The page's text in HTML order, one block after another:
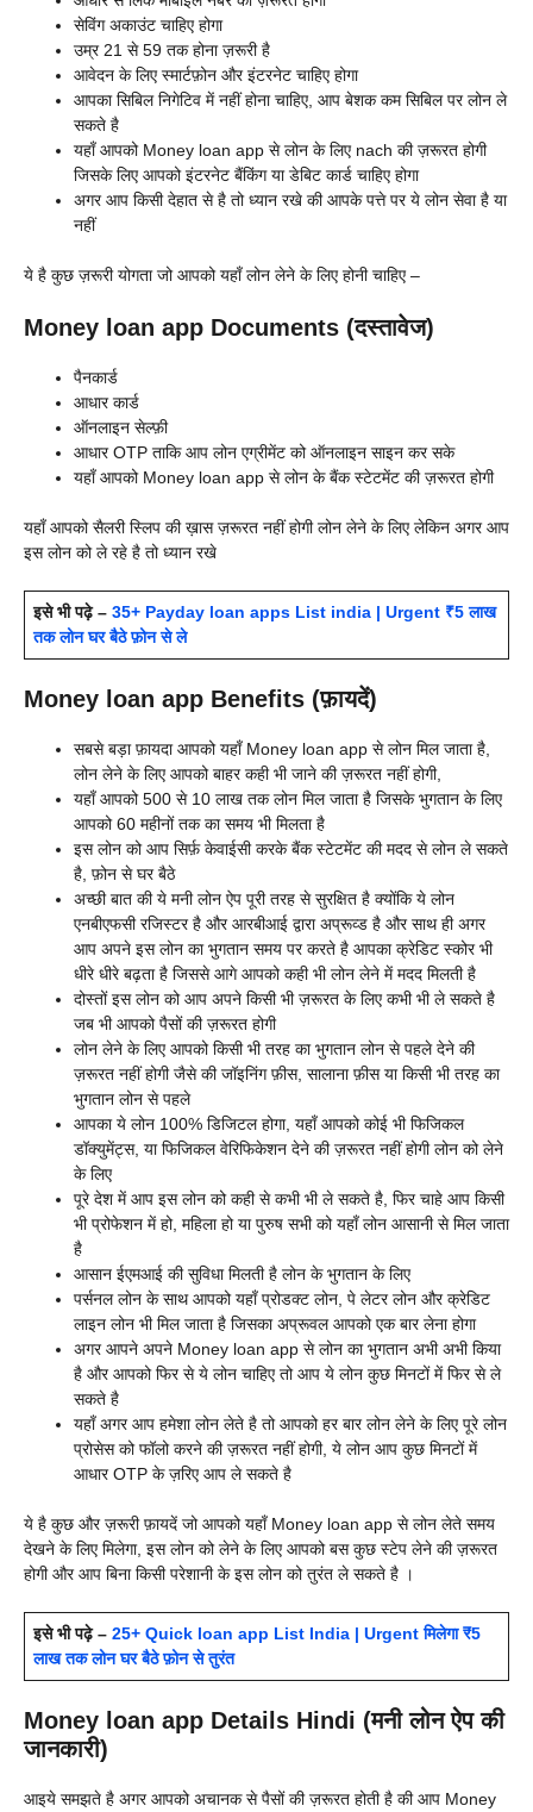
सेविंग अकाउंट चाहिए होगा
उम्र 21 से 59 तक होना ज़रूरी है
आवेदन के लिए स्मार्टफ़ोन और इंटरनेट चाहिए होगा
आपका सिबिल निगेटिव में नहीं होना चाहिए, आप बेशक कम सिबिल पर लोन ले
सकते है
यहाँ आपको Money loan app से लोन के लिए nach की ज़रूरत होगी
जिसके लिए आपको इंटरनेट बैंकिंग या डेबिट कार्ड चाहिए होगा
अगर आप किसी देहात से है तो ध्यान रखे की आपके पत्ते पर ये लोन सेवा है या
नहीं
ये है कुछ ज़रूरी योगता जो आपको यहाँ लोन लेने के लिए होनी चाहिए –
Money loan app Documents (दस्तावेज)
पैनकार्ड
आधार कार्ड
ऑनलाइन सेल्फ़ी
आधार OTP ताकि आप लोन एग्रीमेंट को ऑनलाइन साइन कर सके
यहाँ आपको Money loan app से लोन के बैंक स्टेटमेंट की ज़रूरत होगी
यहाँ आपको सैलरी स्लिप की ख़ास ज़रूरत नहीं होगी लोन लेने के लिए लेकिन अगर आप
इस लोन को ले रहे है तो ध्यान रखे
इसे भी पढ़े – 35+ Payday loan apps List india | Urgent ₹5 लाख
तक लोन घर बैठे फ़ोन से ले
Money loan app Benefits (फ़ायदें)
सबसे बड़ा फ़ायदा आपको यहाँ Money loan app से लोन मिल जाता है,
लोन लेने के लिए आपको बाहर कही भी जाने की ज़रूरत नहीं होगी,
यहाँ आपको 500 से 10 लाख तक लोन मिल जाता है जिसके भुगतान के लिए
आपको 60 महीनों तक का समय भी मिलता है
इस लोन को आप सिर्फ़ केवाईसी करके बैंक स्टेटमेंट की मदद से लोन ले सकते
है, फ़ोन से घर बैठे
अच्छी बात की ये मनी लोन ऐप पूरी तरह से सुरक्षित है क्योंकि ये लोन
एनबीएफसी रजिस्टर है और आरबीआई द्वारा अप्रूव्ड है और साथ ही अगर
आप अपने इस लोन का भुगतान समय पर करते है आपका क्रेडिट स्कोर भी
धीरे धीरे बढ़ता है जिससे आगे आपको कही भी लोन लेने में मदद मिलती है
दोस्तों इस लोन को आप अपने किसी भी ज़रूरत के लिए कभी भी ले सकते है
जब भी आपको पैसों की ज़रूरत होगी
लोन लेने के लिए आपको किसी भी तरह का भुगतान लोन से पहले देने की
ज़रूरत नहीं होगी जैसे की जॉइनिंग फ़ीस, सालाना फ़ीस या किसी भी तरह का
भुगतान लोन से पहले
आपका ये लोन 100% डिजिटल होगा, यहाँ आपको कोई भी फिजिकल
डॉक्युमेंट्स, या फिजिकल वेरिफिकेशन देने की ज़रूरत नहीं होगी लोन को लेने
के लिए
पूरे देश में आप इस लोन को कही से कभी भी ले सकते है, फिर चाहे आप किसी
भी प्रोफेशन में हो, महिला हो या पुरुष सभी को यहाँ लोन आसानी से मिल जाता
है
आसान ईएमआई की सुविधा मिलती है लोन के भुगतान के लिए
पर्सनल लोन के साथ आपको यहाँ प्रोडक्ट लोन, पे लेटर लोन और क्रेडिट
लाइन लोन भी मिल जाता है जिसका अप्रूवल आपको एक बार लेना होगा
अगर आपने अपने Money loan app सेलोन का भुगतान अभी अभी किया
है और आपको फिर से ये लोन चाहिए तो आप ये लोन कुछ मिनटों में फिर से ले
सकते है
यहाँ अगर आप हमेशा लोन लेते है तो आपको हर बार लोन लेने के लिए पूरे लोन
प्रोसेस को फॉलो करने की ज़रूरत नहीं होगी, ये लोन आप कुछ मिनटों में
आधार OTP के ज़रिए आप ले सकते है
ये है कुछ और ज़रूरी फ़ायदें जो आपको यहाँ Money loan app से लोन लेते समय
देखने के लिए मिलेगा, इस लोन को लेने के लिए आपको बस कुछ स्टेप लेने की ज़रूरत
होगी और आप बिना किसी परेशानी के इस लोन को तुरंत ले सकते है ।
इसे भी पढ़े – 25+ Quick loan app List India | Urgent मिलेगा ₹5
लाख तक लोन घर बैठे फ़ोन से तुरंत
Money loan app Details Hindi (मनी लोन ऐप की
जानकारी)
आइये समझते है अगर आपको अचानक से पैसों की ज़रूरत होती है की आप Money